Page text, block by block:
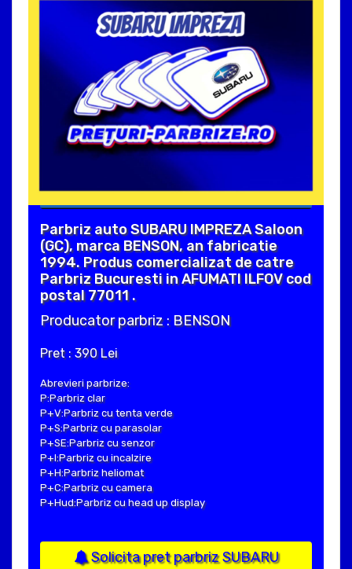
Parbriz auto SUBARU IMPREZA Saloon
(GC), marca BENSON, an fabricatie
1994. Produs comercializat de catre
Parbriz Bucuresti in AFUMATI ILFOV cod
postal 77011 .
Producator parbriz : BENSON
Pret : 390 Lei
Abrevieri parbrize:
P:Parbriz clar
P+V:Parbriz cu tenta verde
P+S:Parbriz cu parasolar
P+SE:Parbriz cu senzor
P+I:Parbriz cu incalzire
P+H:Parbriz heliomat
P+C:Parbriz cu camera
P+Hud:Parbriz cu head up display
Solicita pret parbriz SUBARU